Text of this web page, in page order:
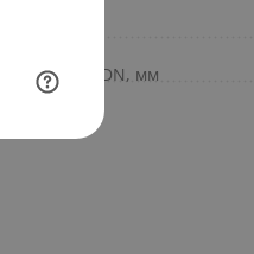
диаметр DN, мм